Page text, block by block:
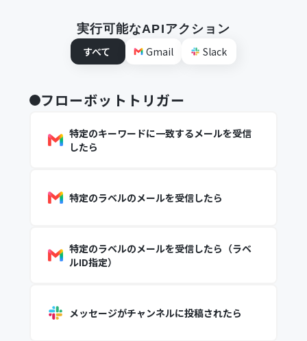
実行可能なAPIアクション
すべて
Gmail Slack
フローボットトリガー
特定のキーワードに一致するメールを受信
したら
特定のラベルのメールを受信したら
特定のラベルのメールを受信したら（ラベ
ルID指定）
メッセージがチャンネルに投稿されたら